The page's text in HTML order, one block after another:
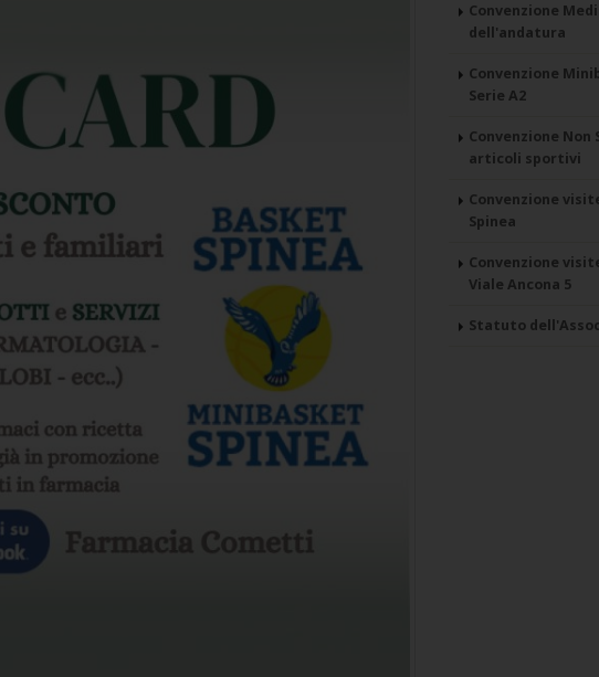
Convenzione
dell'andatura
Convenzione
Serie A2
Convenzione Non
articoli sportivi
Convenzione
Spinea
Convenzione
Viale Ancona 5
Statuto